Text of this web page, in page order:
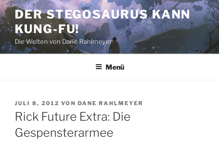
Zum
Inhalt
springen
DER STEGOSAURUS KANN
KUNG-FU!
Die Welten von Dane Rahlmeyer
Menü
VERÖFFENTLICHT
AM
JULI 8, 2012 VON DANE RAHLMEYER
Rick Future Extra: Die
Gespensterarmee